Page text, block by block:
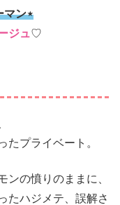
マン⋆
ジュ♡
たプライベート。
ンの憤りのままに、
たハジメテ、誤解さ